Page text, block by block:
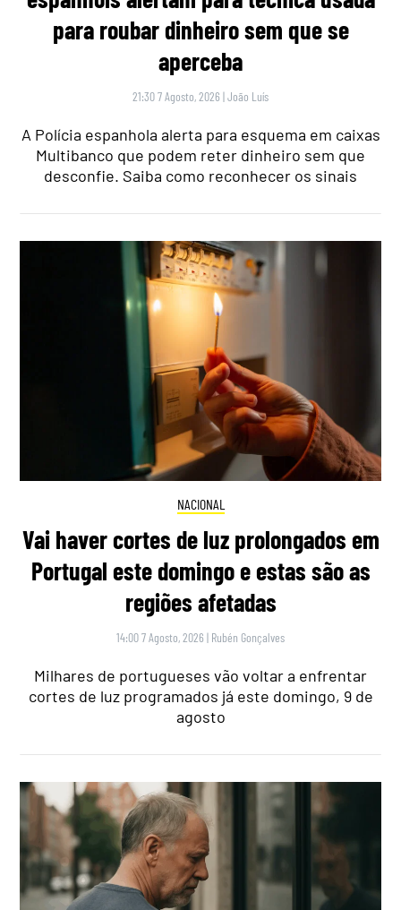
para roubar dinheiro sem que se
aperceba
21:30 7 Agosto, 2026 |João Luís
A Polícia espanhola alerta para esquema em caixas
Multibanco que podem reter dinheiro sem que
desconfie. Saiba como reconhecer os sinais
NACIONAL
Vai haver cortes de luz prolongados em
Portugal este domingo e estas são as
regiões afetadas
14:00 7 Agosto, 2026 | Rubén Gonçalves
Milhares de portugueses vão voltar a enfrentar
cortes de luz programados já este domingo, 9 de
agosto